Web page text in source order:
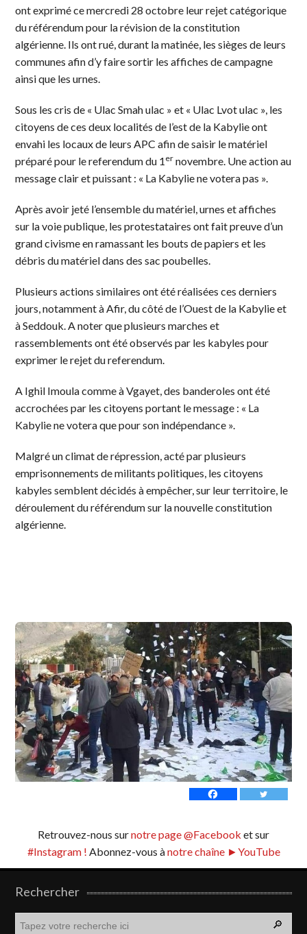
ont exprimé ce mercredi 28 octobre leur rejet catégorique
du référendum pour la révision de la constitution
algérienne. Ils ont rué, durant la matinée, les sièges de leurs
communes afin d’y faire sortir les affiches de campagne
ainsi que les urnes.
Sous les cris de « Ulac Smah ulac » et « Ulac Lvot ulac », les
citoyens de ces deux localités de l’est de la Kabylie ont
envahi les locaux de leurs APC afin de saisir le matériel
préparé pour le referendum du 1 er novembre. Une action au
message clair et puissant : « La Kabylie ne votera pas ».
Après avoir jeté l’ensemble du matériel, urnes et affiches
sur la voie publique, les protestataires ont fait preuve d’un
grand civisme en ramassant les bouts de papiers et les
débris du matériel dans des sac poubelles.
Plusieurs actions similaires ont été réalisées ces derniers
jours, notamment à Afir, du côté de l’Ouest de la Kabylie et
à Seddouk. A noter que plusieurs marches et
rassemblements ont été observés par les kabyles pour
exprimer le rejet du referendum.
A Ighil Imoula comme à Vgayet, des banderoles ont été
accrochées par les citoyens portant le message : « La
Kabylie ne votera que pour son indépendance ».
Malgré un climat de répression, acté par plusieurs
emprisonnements de militants politiques, les citoyens
kabyles semblent décidés à empêcher, sur leur territoire, le
déroulement du référendum sur la nouvelle constitution
algérienne.
Retrouvez-nous surnotre page @Facebook et sur
#Instagram ! Abonnez-vous ànotre chaîne ►YouTube
Rechercher